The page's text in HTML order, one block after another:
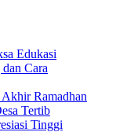
Edukasi
Cara
Ramadhan
Tertib
Tinggi